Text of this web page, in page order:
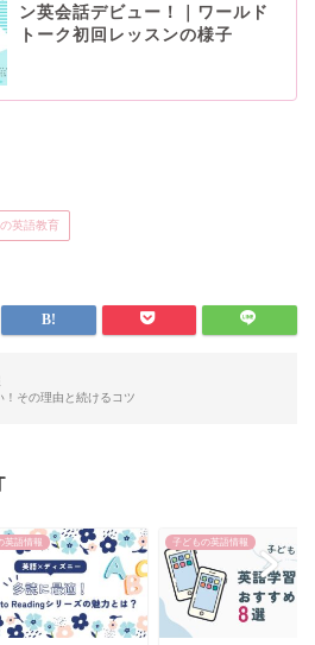
ン英会話デビュー！｜ワールド
トーク初回レッスンの様子
英語教育
その理由と続けるコツ
英語情報 子どもの英語情報